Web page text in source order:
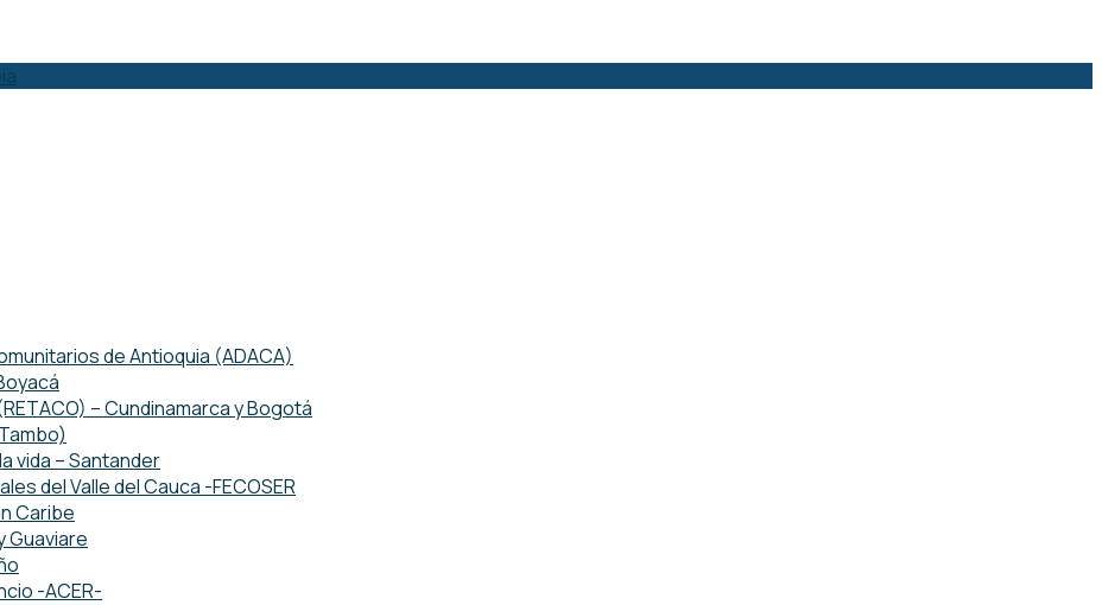
de Antioquia (ADACA)
– Cundinamarca y Bogotá
vida – Santander
del Valle del Cauca -FECOSER
Caribe
Guaviare
-ACER-